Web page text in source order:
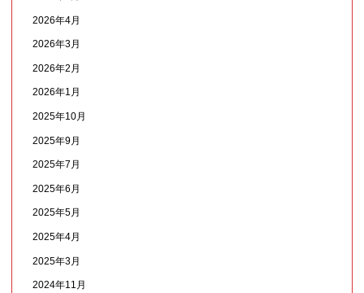
2026年4月
2026年3月
2026年2月
2026年1月
2025年10月
2025年9月
2025年7月
2025年6月
2025年5月
2025年4月
2025年3月
2024年11月